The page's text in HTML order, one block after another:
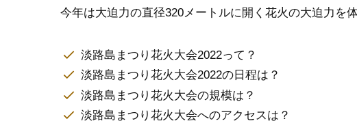
今年は大迫力の直径320メートルに開く花火の大迫力を
淡路島まつり花火大会2022って？
淡路島まつり花火大会2022の日程は？
淡路島まつり花火大会の規模は？
淡路島まつり花火大会へのアクセスは？